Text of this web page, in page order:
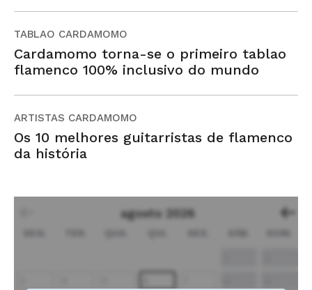
TABLAO CARDAMOMO
Cardamomo torna-se o primeiro tablao
flamenco 100% inclusivo do mundo
ARTISTAS CARDAMOMO
Os 10 melhores guitarristas de flamenco
da história